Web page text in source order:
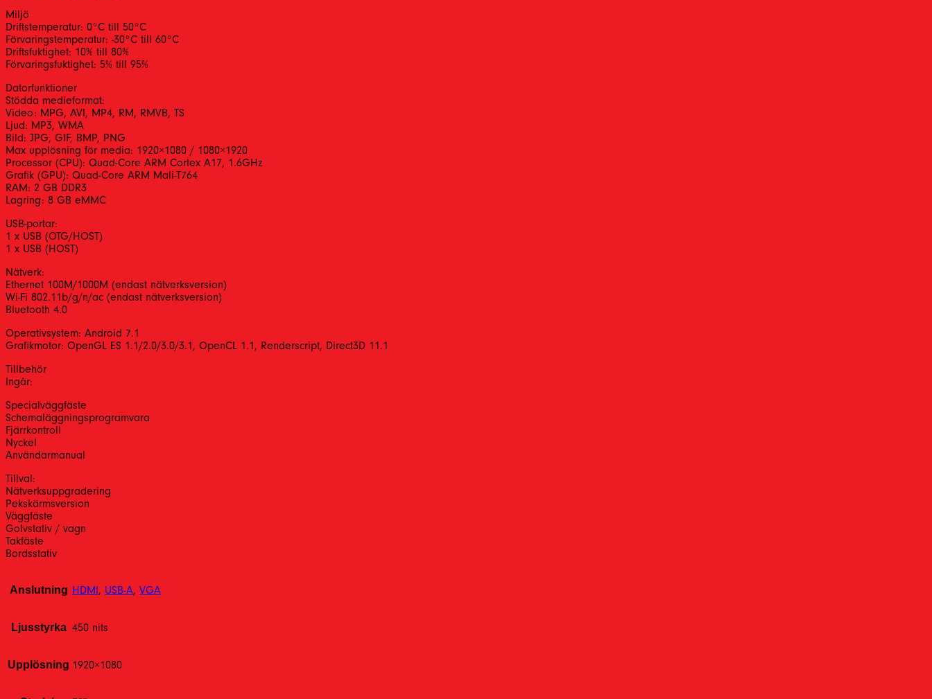
Miljö
Driftstemperatur: 0°C till 50°C
Förvaringstemperatur: -30°C till 60°C
Driftsfuktighet: 10% till 80%
Förvaringsfuktighet: 5% till 95%
Datorfunktioner
Stödda medieformat:
Video: MPG, AVI, MP4, RM, RMVB, TS
Ljud: MP3, WMA
Bild: JPG, GIF, BMP, PNG
Max upplösning för media: 1920×1080 / 1080×1920
Processor (CPU): Quad-Core ARM Cortex A17, 1.6GHz
Grafik (GPU): Quad-Core ARM Mali-T764
RAM: 2 GB DDR3
Lagring: 8 GB eMMC
USB-portar:
1 x USB (OTG/HOST)
1 x USB (HOST)
Nätverk:
Ethernet 100M/1000M (endast nätverksversion)
Wi-Fi 802.11b/g/n/ac (endast nätverksversion)
Bluetooth 4.0
Operativsystem: Android 7.1
Grafikmotor: OpenGL ES 1.1/2.0/3.0/3.1, OpenCL 1.1, Renderscript, Direct3D 11.1
Tillbehör
Ingår:
Specialväggfäste
Schemaläggningsprogramvara
Fjärrkontroll
Nyckel
Användarmanual
Tillval:
Nätverksuppgradering
Pekskärmsversion
Väggfäste
Golvstativ / vagn
Takfäste
Bordsstativ
Anslutning HDMI, USB-A, VGA
Ljusstyrka 450 nits
Upplösning 1920×1080